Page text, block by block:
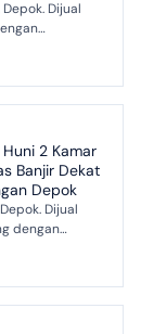
Dijual
2 lantai
2 Kamar
Banjir Dekat
Depok
Dijual
dengan
Kota. Properti 1